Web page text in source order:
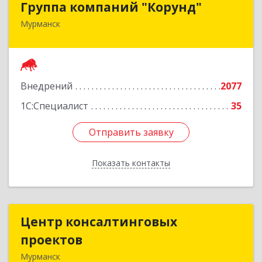
Группа компаний "Корунд"
Мурманск
Внедрений
2077
1С:Специалист
35
Отправить заявку
Показать контакты
183025, Мурманская обл, Мурманск г, Тарана
Отправить заявку
Назад
Центр консалтинговых
проектов
Мурманск
Центр консалтинговых